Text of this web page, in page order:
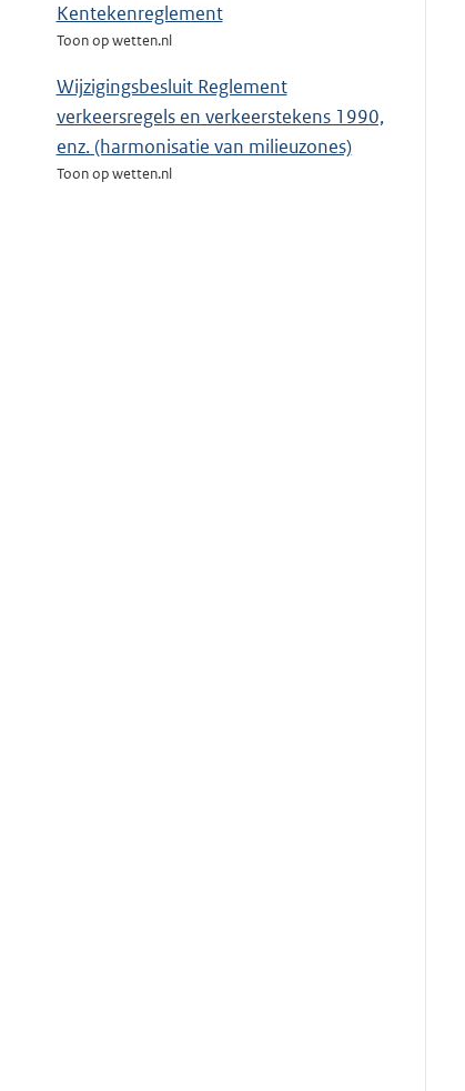
Kentekenreglement
Toon op wetten.nl
Wijzigingsbesluit Reglement
verkeersregels en verkeerstekens 1990,
enz. (harmonisatie van milieuzones)
Toon op wetten.nl